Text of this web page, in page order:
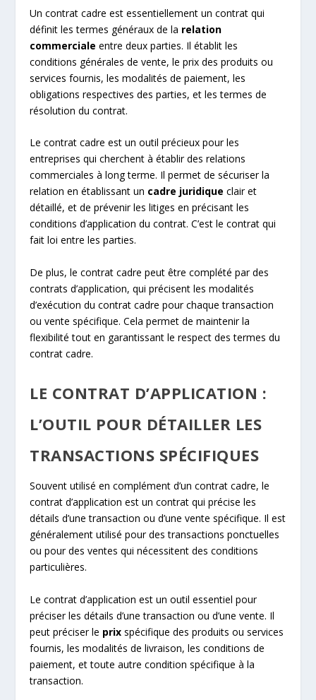
Un contrat cadre est essentiellement un contrat qui
définit les termes généraux de la relation
commerciale entre deux parties. Il établit les
conditions générales de vente, le prix des produits ou
services fournis, les modalités de paiement, les
obligations respectives des parties, et les termes de
résolution du contrat.
Le contrat cadre est un outil précieux pour les
entreprises qui cherchent à établir des relations
commerciales à long terme. Il permet de sécuriser la
relation en établissant un cadre juridique clair et
détaillé, et de prévenir les litiges en précisant les
conditions d’application du contrat. C’est le contrat qui
fait loi entre les parties.
De plus, le contrat cadre peut être complété par des
contrats d’application, qui précisent les modalités
d’exécution du contrat cadre pour chaque transaction
ou vente spécifique. Cela permet de maintenir la
flexibilité tout en garantissant le respect des termes du
contrat cadre.
LE CONTRAT D’APPLICATION :
L’OUTIL POUR DÉTAILLER LES
TRANSACTIONS SPÉCIFIQUES
Souvent utilisé en complément d’un contrat cadre, le
contrat d’application est un contrat qui précise les
détails d’une transaction ou d’une vente spécifique. Il est
généralement utilisé pour des transactions ponctuelles
ou pour des ventes qui nécessitent des conditions
particulières.
Le contrat d’application est un outil essentiel pour
préciser les détails d’une transaction ou d’une vente. Il
peut préciser le prix spécifique des produits ou services
fournis, les modalités de livraison, les conditions de
paiement, et toute autre condition spécifique à la
transaction.